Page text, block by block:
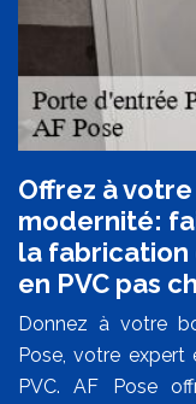
Offrez à
modernité:
la
en PVC pas
Donnez à votre
Pose, votre expert
PVC. AF Pose